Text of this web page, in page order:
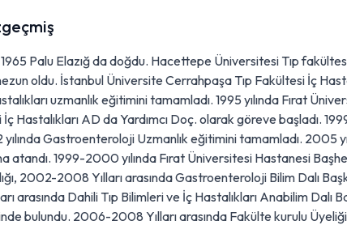
Palu Elazığ da doğdu. Hacettepe Üniversitesi Tıp
oldu. İstanbul Üniversite Cerrahpaşa Tıp Fakültesi İç
uzmanlık eğitimini tamamladı. 1995 yılında Fırat
Hastalıkları AD da Yardımcı Doç. olarak göreve başladı.
Gastroenteroloji Uzmanlık eğitimini tamamladı. 2005
atandı. 1999-2000 yılında Fırat Üniversitesi Hastanesi
2002-2008 Yılları arasında Gastroenteroloji Bilim Dalı
arasında Dahili Tıp Bilimleri ve İç Hastalıkları Anabilim Dalı
bulundu. 2006-2008 Yılları arasında Fakülte kurulu